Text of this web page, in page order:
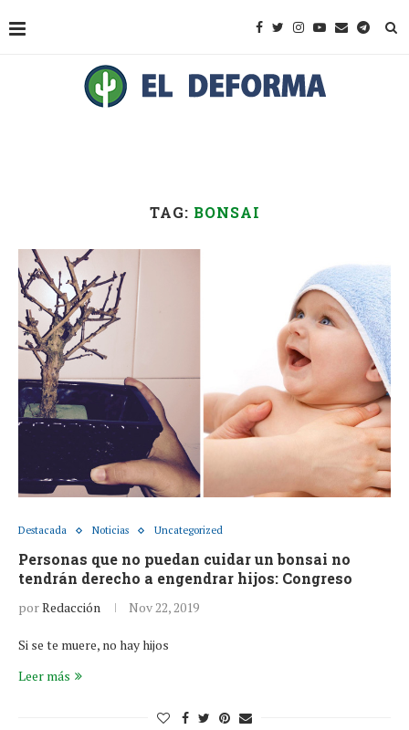
TAG: BONSAI
Destacada Noticias Uncategorized
Personas que no puedan cuidar un bonsai no
tendrán derecho a engendrar hijos: Congreso
porRedacción Nov 22, 2019
Si se te muere, no hay hijos
Leer más